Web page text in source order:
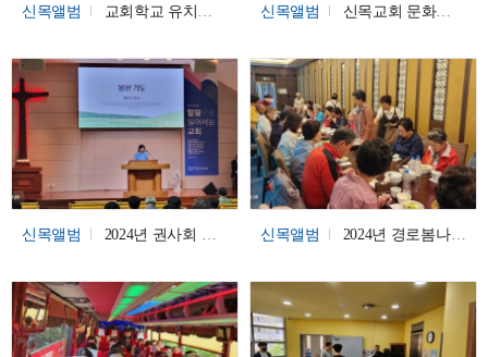
신목앨범 교회학교 유치부 여름성경학교 신목앨범 신목교회 문화교실(역사탐방)
신목앨범 2024년 권사회 마리아 마르다 헌신예배 신목앨범 2024년 경로봄나들이